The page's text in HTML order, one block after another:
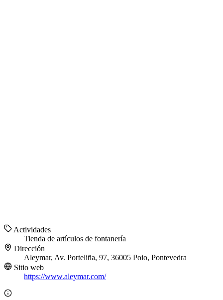
Actividades
Tienda de artículos de fontanería
Dirección
Aleymar, Av. Porteliña, 97, 36005 Poio, Pontevedra
Sitio web
https://www.aleymar.com/